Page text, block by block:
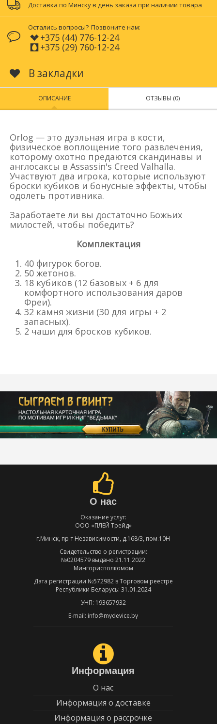
Доставка по Минску в день заказа при наличии товара
Остались вопросы? Позвоните нам:
+375 (44) 776-12-24
+375 (29) 760-12-24
В закладки
ОПИСАНИЕ ОТЗЫВЫ (0)
Orlog — это дуэльная игра в кости,
физическое воплощение того развлечения,
которому охотно предаются скандинавы и
англосаксы в Assassin's Creed Valhalla.
Участвуют два игрока, которые используют
броски кубиков и бонусные эффекты, чтобы
одолеть противника.
Заработаете ли вы достаточно Божьих
милостей, чтобы победить?
Комплектация
40 фигурок богов.
50 жетонов.
18 кубиков (12 базовых + 6 для
комфортного использования даров
Фреи).
32 камня жизни (30 для игры + 2
запасных).
2 чаши для бросков кубиков.
О нас
Оказание услуг:
ООО «ПЛЕЙ Трейд»
г.Минск, пр-т Независимости, д.168/3, пом.10Н
Свидетельство о регистрации:
№0204579 выдано 21.11.2022
Мингорисполкомом
Дата регистрации №572982 в Торговом реестре
Республики Беларусь: 31.01.2024
УНП: 193657932
E-mail: info@mydevice.by
Информация
О нас
Информация о доставке
Информация о рассрочке